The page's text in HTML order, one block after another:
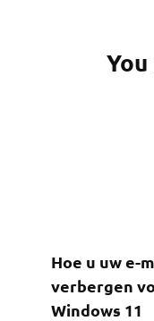
Hoe u uw e-
verbergen
Windows 11